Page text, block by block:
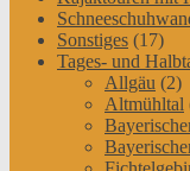
Sonstiges (17)
Tages- und
Allgäu (2)
Altmühltal